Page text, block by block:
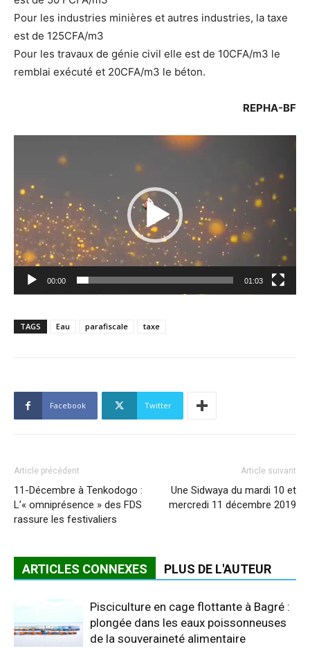
Pour les industries minières et autres industries, la taxe
est de 125CFA/m3
Pour les travaux de génie civil elle est de 10CFA/m3 le
remblai exécuté et 20CFA/m3 le béton.
REPHA-BF
Lecteur
00:00 01:03
TAGS Eau parafiscale taxe
Facebook Twitter
Article précédent
11-Décembre à Tenkodogo :
L’« omniprésence » des FDS
rassure les festivaliers
Article suivant
Une Sidwaya du mardi 10 et
mercredi 11 décembre 2019
ARTICLES CONNEXES PLUS DE L'AUTEUR
Pisciculture en cage flottante à Bagré :
plongée dans les eaux poissonneuses
de la souveraineté alimentaire